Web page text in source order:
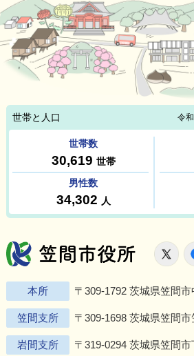
笠間市
X
本所 〒309-1792 茨城県笠間
笠間支所 〒309-1698 茨城県笠間
岩間支所 〒319-0294 茨城県笠間